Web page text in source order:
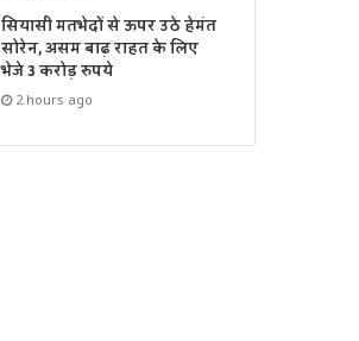
सियासी मतभेदों से ऊपर उठे हेमंत
सोरेन, असम बाढ़ राहत के लिए
भेजे 3 करोड़ रुपये
2 hours ago